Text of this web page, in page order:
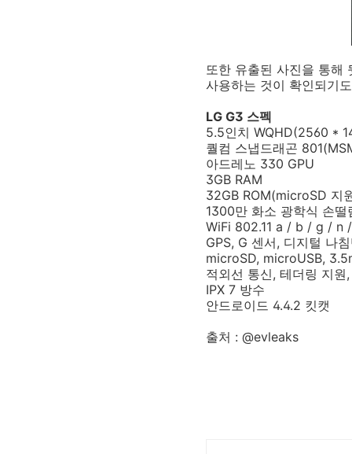
또한 유출된 사진을 통해
사용하는 것이 확인되기
LG G3 스펙
5.5인치 WQHD(2560 *
퀄컴 스냅드래곤
아드레노 330 GPU
3GB RAM
32GB ROM(microSD 지
1300만 화소 광학식 손
WiFi 802.11 a / b / g / n
GPS, G 센서, 디지털 나
microSD, microUSB,
적외선 통신, 테더링 지
IPX 7 방수
안드로이드 4.4.2 킷캣
출처 : @evleaks